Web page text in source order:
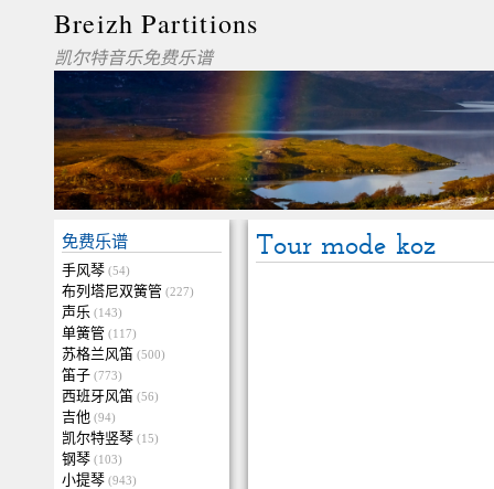
Breizh Partitions
凯尔特音乐免费乐谱
免费乐谱
手风琴 (54)
布列塔尼双簧管 (227)
声乐 (143)
单簧管 (117)
苏格兰风笛 (500)
笛子 (773)
西班牙风笛 (56)
吉他 (94)
凯尔特竖琴 (15)
钢琴 (103)
小提琴 (943)
Tour mode koz